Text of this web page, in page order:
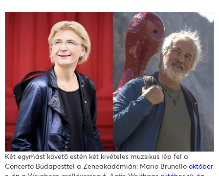
Két egymást követő estén két kivételes muzsikus lép fel a
Concerto Budapesttel a Zeneakadémián: Mario Brunello október